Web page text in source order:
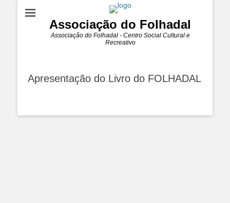
Associação do Folhadal
Associação do Folhadal - Centro Social Cultural e
Recreativo
Apresentação do Livro do FOLHADAL